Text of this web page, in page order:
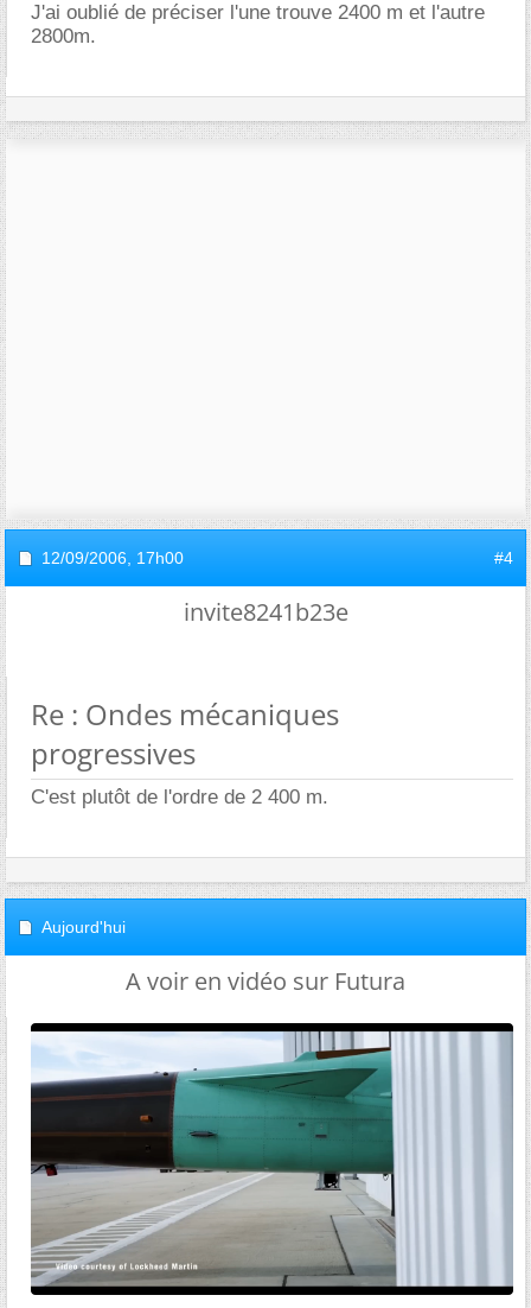
J'ai oublié de préciser l'une trouve 2400 m et l'autre
2800m.
12/09/2006, 17h00 #4
invite8241b23e
Re : Ondes mécaniques
progressives
C'est plutôt de l'ordre de 2 400 m.
Aujourd'hui
A voir en vidéo sur Futura